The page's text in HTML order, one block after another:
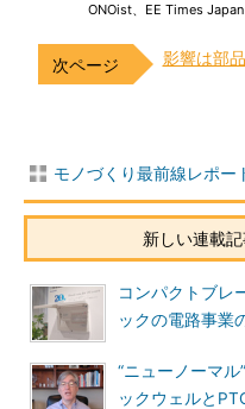
ONOist、EE Times
影響は部
モノづくり最前線レポー
新しい連載
コンパクトブレ
ックの電路事業
“ニューノーマ
ックウェルと